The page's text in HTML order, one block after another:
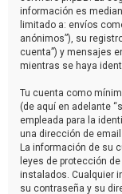
información es
limitado a: envíos
anónimos”), su
cuenta”) y mensajes
mientras se haya
Tu cuenta como
(de aquí en adelante
empleada para la
una dirección de email
La información de su
leyes de protección
instalados. Cualquier
su contraseña y su